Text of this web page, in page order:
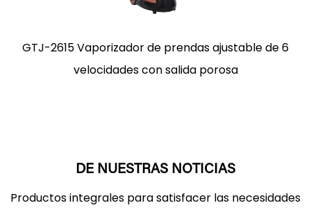
GTJ-2615 Vaporizador de prendas ajustable de 6
velocidades con salida porosa
DE NUESTRAS NOTICIAS
Productos integrales para satisfacer las necesidades